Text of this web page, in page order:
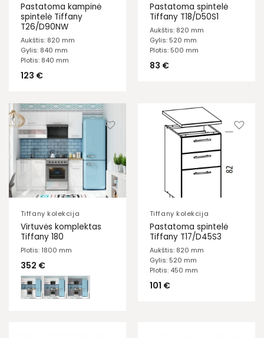
Pastatoma kampinė
spintelė Tiffany
T26/D90NW
Aukštis: 820 mm
Gylis: 840 mm
Plotis: 840 mm
123 €
Pastatoma spintelė
Tiffany T18/D50S1
Aukštis: 820 mm
Gylis: 520 mm
Plotis: 500 mm
83 €
Tiffany kolekcija
Virtuvės komplektas
Tiffany 180
Plotis: 1800 mm
352 €
Tiffany kolekcija
Pastatoma spintelė
Tiffany T17/D45S3
Aukštis: 820 mm
Gylis: 520 mm
Plotis: 450 mm
101 €